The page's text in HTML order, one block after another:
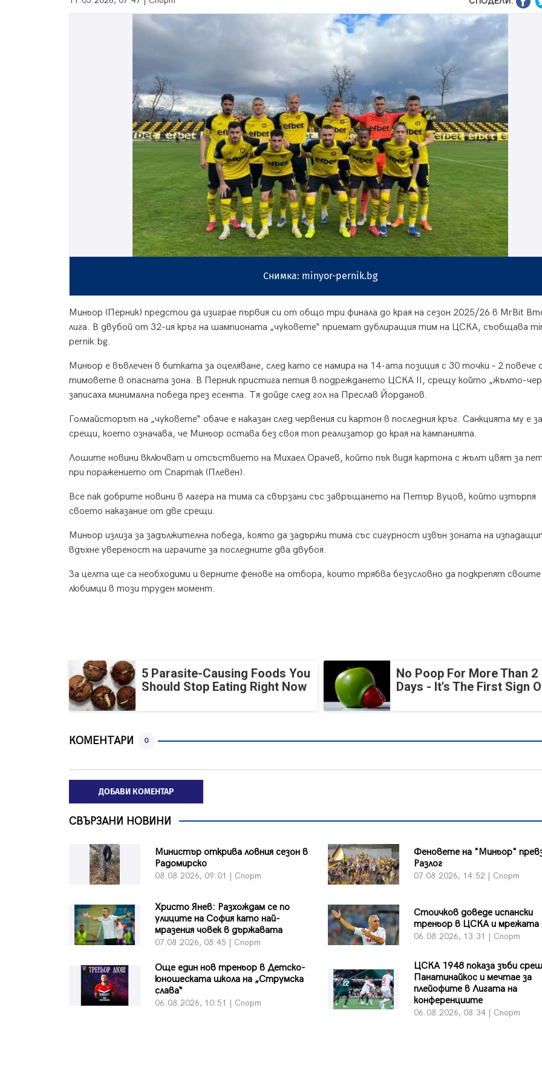
Снимка: minyor-pernik.bg
Миньор (Перник) предстои да изиграе първия си от общо три финала до края на сезон 2025/26 в MrBit
лига. В двубой от 32-ия кръг на шампионата „чуковете“ приемат дублиращия тим на ЦСКА, съобщава
pernik.bg.
Миньор е въвлечен в битката за оцеляване, след като се намира на 14-ата позиция с 30 точки – 2 повече
тимовете в опасната зона. В Перник пристига петия в подреждането ЦСКА II, срещу който „жълто-
записаха минимална победа през есента. Тя дойде след гол на Преслав Йорданов.
Голмайсторът на „чуковете“ обаче е наказан след червения си картон в последния кръг. Санкцията му е
срещи, което означава, че Миньор остава без своя топ реализатор до края на кампанията.
Лошите новини включват и отсъствието на Михаел Орачев, който пък видя картона с жълт цвят за
при поражението от Спартак (Плевен).
Все пак добрите новини в лагера на тима са свързани със завръщането на Петър Вуцов, който изтърпя
своето наказание от две срещи.
Миньор излиза за задължителна победа, която да задържи тима със сигурност извън зоната на
вдъхне увереност на играчите за последните два двубоя.
За целта ще са необходими и верните фенове на отбора, които трябва безусловно да подкрепят своите
любимци в този труден момент.
5 Parasite-Causing Foods You
Should Stop Eating Right Now
No Poop For More Than 2
Days - It's The First Sign
КОМЕНТАРИ 0
ДОБАВИ КОМЕНТАР
СВЪРЗАНИ НОВИНИ
Министър открива ловния сезон в
Радомирско
08.08.2026, 09:01 | Спорт
Феновете на "Миньор"
Разлог
07.08.2026, 14:52 | Спорт
Христо Янев: Разхождам се по
улиците на София като най-
мразения човек в държавата
07.08.2026, 08:45 | Спорт
Стоичков доведе испански
треньор в ЦСКА и мрежата
06.08.2026, 13:31 | Спорт
Още един нов треньор в Детско-
юношеската школа на „Струмска
слава“
06.08.2026, 10:51 | Спорт
ЦСКА 1948 показа зъби
Панатинайкос и мечтае за
плейофите в Лигата на
конференциите
06.08.2026, 08:34 | Спорт